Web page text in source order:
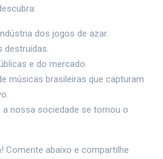
dos jogos de azar.
destruídas.
e do mercado.
músicas brasileiras que capturam
nossa sociedade se tornou o
Comente abaixo e compartilhe